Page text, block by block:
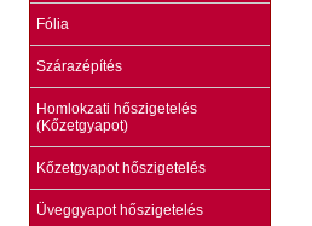
Fólia
Szárazépítés
Homlokzati hőszigetelés
(Kőzetgyapot)
Kőzetgyapot hőszigetelés
Üveggyapot hőszigetelés